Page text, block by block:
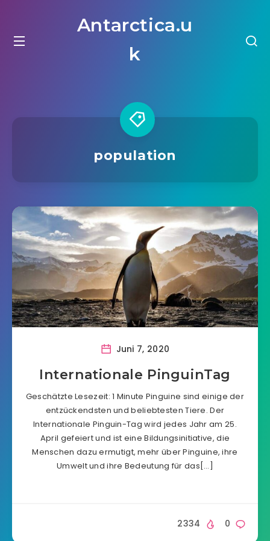
Antarctica.u
k
population
Juni 7, 2020
Internationale PinguinTag
Geschätzte Lesezeit: 1 Minute Pinguine sind einige der
entzückendsten und beliebtesten Tiere. Der
Internationale Pinguin-Tag wird jedes Jahr am 25.
April gefeiert und ist eine Bildungsinitiative, die
Menschen dazu ermutigt, mehr über Pinguine, ihre
Umwelt und ihre Bedeutung für das[…]
0
2334